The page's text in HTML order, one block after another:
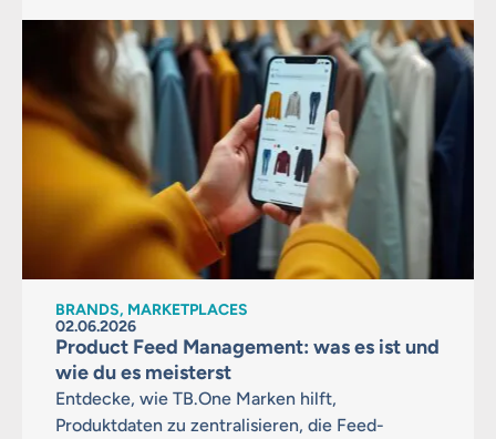
BRANDS, MARKETPLACES
02.06.2026
Product Feed Management: was es ist und
wie du es meisterst
Entdecke, wie TB.One Marken hilft,
Produktdaten zu zentralisieren, die Feed-